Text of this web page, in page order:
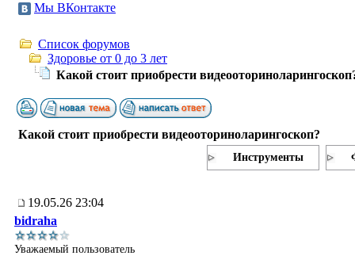
Мы ВКонтакте
Список форумов
Здоровье от 0 до 3 лет
Какой стоит приобрести
Какой стоит приобрести видеооториноларингоскоп?
Инструменты
19.05.26 23:04
bidraha
Уважаемый пользователь